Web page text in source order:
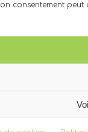
consentement